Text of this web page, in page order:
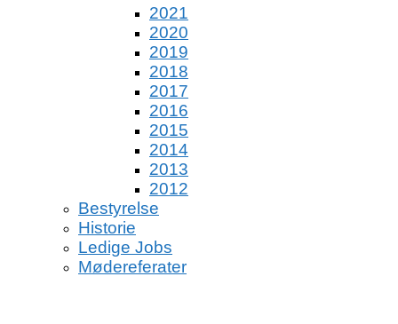
2021
2020
2019
2018
2017
2016
2015
2014
2013
2012
Bestyrelse
Historie
Ledige Jobs
Mødereferater